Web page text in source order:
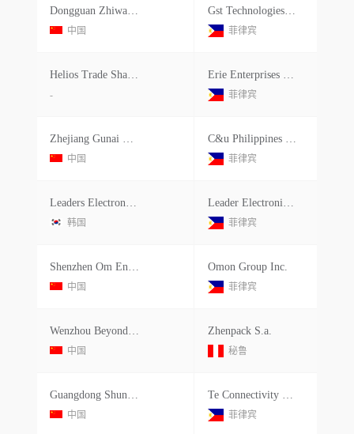
Dongguan Zhiwang Precision Mould
中国
Gst Technologies Inc.
菲律宾
Helios Trade Shanghai Ltd.
-
Erie Enterprises Corp.
菲律宾
Zhejiang Gunai Rubber&plasti
中国
C&u Philippines Inc.
菲律宾
Leaders Electronics Co.ltd.
韩国
Leader Electronics Philippine
菲律宾
Shenzhen Om Enterprises Co.ltd.
中国
Omon Group Inc.
菲律宾
Wenzhou Beyond Machine Co.ltd.
中国
Zhenpack S.a.
秘鲁
Guangdong Shunde Mengen Electronics
中国
Te Connectivity Manufacturing Phili
菲律宾